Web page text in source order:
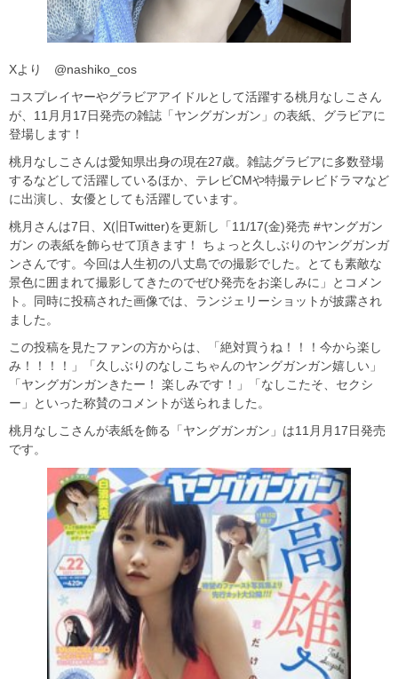
Xより @nashiko_cos
コスプレイヤーやグラビアアイドルとして活躍する桃月なしこさん
が、11月月17日発売の雑誌「ヤングガンガン」の表紙、グラビアに
登場します！
桃月なしこさんは愛知県出身の現在27歳。雑誌グラビアに多数登場
するなどして活躍しているほか、テレビCMや特撮テレビドラマなど
に出演し、女優としても活躍しています。
桃月さんは7日、X(旧Twitter)を更新し「11/17(金)発売 #ヤングガン
ガン の表紙を飾らせて頂きます！ ちょっと久しぶりのヤングガンガ
ンさんです。今回は人生初の八丈島での撮影でした。とても素敵な
景色に囲まれて撮影してきたのでぜひ発売をお楽しみに」とコメン
ト。同時に投稿された画像では、ランジェリーショットが披露され
ました。
この投稿を見たファンの方からは、「絶対買うね！！！今から楽し
み！！！！」「久しぶりのなしこちゃんのヤングガンガン嬉しい」
「ヤングガンガンきたー！ 楽しみです！」「なしこたそ、セクシ
ー」といった称賛のコメントが送られました。
桃月なしこさんが表紙を飾る「ヤングガンガン」は11月月17日発売
です。